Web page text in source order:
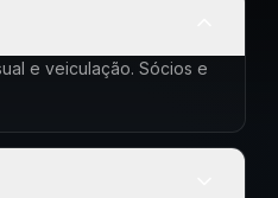
e veiculação. Sócios e